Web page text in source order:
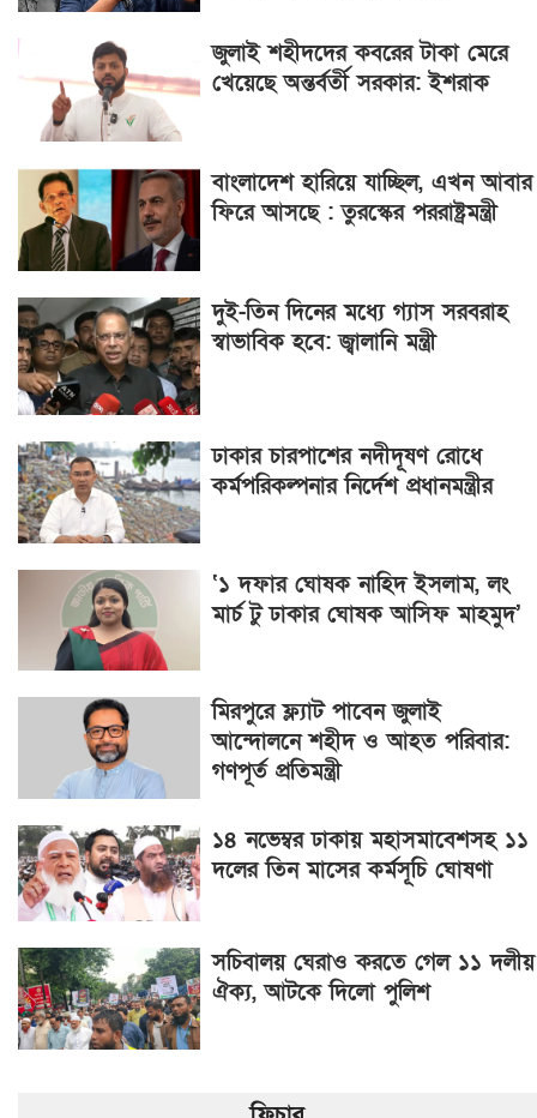
জুলাই শহীদদের কবরের টাকা মেরে
খেয়েছে অন্তর্বর্তী সরকার: ইশরাক
বাংলাদেশ হারিয়ে যাচ্ছিল, এখন আবার
ফিরে আসছে : তুরস্কের পররাষ্ট্রমন্ত্রী
দুই-তিন দিনের মধ্যে গ্যাস সরবরাহ
স্বাভাবিক হবে: জ্বালানি মন্ত্রী
ঢাকার চারপাশের নদীদূষণ রোধে
কর্মপরিকল্পনার নির্দেশ প্রধানমন্ত্রীর
‘১ দফার ঘোষক নাহিদ ইসলাম, লং
মার্চ টু ঢাকার ঘোষক আসিফ মাহমুদ’
মিরপুরে ফ্ল্যাট পাবেন জুলাই
আন্দোলনে শহীদ ও আহত পরিবার:
গণপূর্ত প্রতিমন্ত্রী
১৪ নভেম্বর ঢাকায় মহাসমাবেশসহ ১১
দলের তিন মাসের কর্মসূচি ঘোষণা
সচিবালয় ঘেরাও করতে গেল ১১ দলীয়
ঐক্য, আটকে দিলো পুলিশ